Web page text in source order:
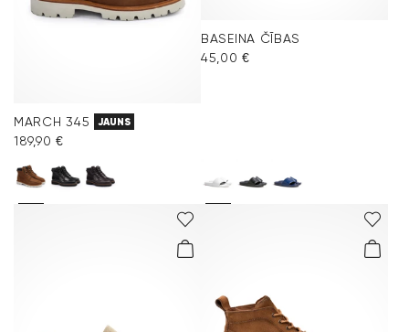
MARCH 345 JAUNS
189,90 €
BASEINA ČĪBAS
45,00 €